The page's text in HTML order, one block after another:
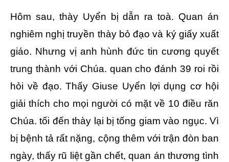
Hôm sau, thày Uyển bị dẫn ra toà. Quan án
nghiêm nghị truyền thày bỏ đạo và ký giấy xuất
giáo. Nhưng vị anh hùnh đức tin cương quyết
trung thành với Chúa. quan cho đánh 39 roi rồi
hỏi về đạo. Thấy Giuse Uyển lợi dụng cơ hội
giải thích cho mọi người có mặt về 10 điều răn
Chúa. tối đến thày lại bị tống giam vào ngục. Vì
bị bệnh tả rất nặng, cộng thêm với trận đòn ban
ngày, thấy rũ liệt gần chết, quan án thương tình